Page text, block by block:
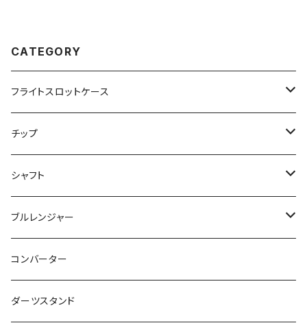
CATEGORY
フライトスロットケース
飛び出し防止リングなし
飛び出し防止リング付き
ノーマル
マーブル
シームレス用
チップ
２ＢＡ用チップ
シャークチップ
シャークチップコンバージョン
４ＢＡ用チップ
ドルフィンチップ
ドルフィンチップコンバージョン
シャフト
ノーマル
アクタゴンシャフト
ツインシャフト
ブルレンジャー
光るブルレンジャー
プリントバージョン
コンバーター
ダーツスタンド